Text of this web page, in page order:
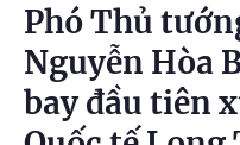
Phó Thủ
Nguyễn Hòa
bay đầu tiên